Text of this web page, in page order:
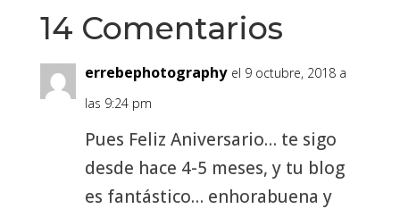
14 Comentarios
errebephotography el 9 octubre, 2018 a
las 9:24 pm
Pues Feliz Aniversario… te sigo
desde hace 4-5 meses, y tu blog
es fantástico… enhorabuena y